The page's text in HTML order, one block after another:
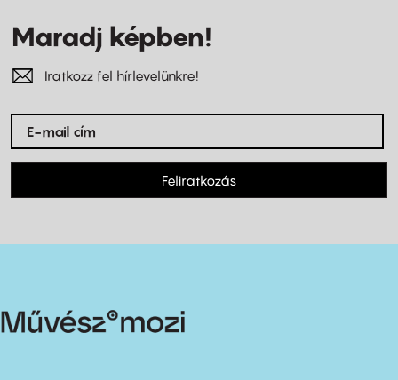
Maradj képben!
Iratkozz fel hírlevelünkre!
Feliratkozás